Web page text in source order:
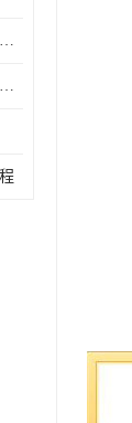
广州发货到越南胡志明双清需要什么文件
江门食品发中国香港多久可以到 一键发货